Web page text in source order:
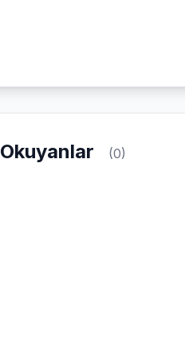
Okuyanlar (0)